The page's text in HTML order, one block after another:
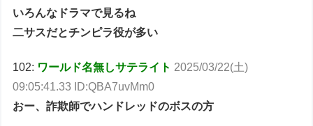
いろんなドラマで見るね
二サスだとチンピラ役が多い
102: ワールド名無しサテライト 2025/03/22(土)
09:05:41.33 ID:QBA7uvMm0
おー、詐欺師でハンドレッドのボスの方